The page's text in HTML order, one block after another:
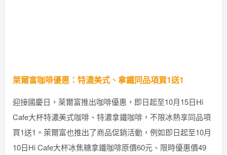
萊爾富咖啡優惠：特濃美式、拿鐵同品項買1送1
迎接國慶日，萊爾富推出咖啡優惠，即日起至10月15日Hi
Cafe大杯特濃美式咖啡、特濃拿鐵咖啡，不限冰熱享同品項
買1送1。萊爾富也推出了商品促銷活動，例如即日起至10月
10日Hi Cafe大杯冰焦糖拿鐵咖啡原價60元、限時優惠價49